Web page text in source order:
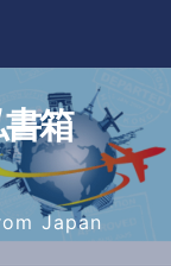
箱
Japan